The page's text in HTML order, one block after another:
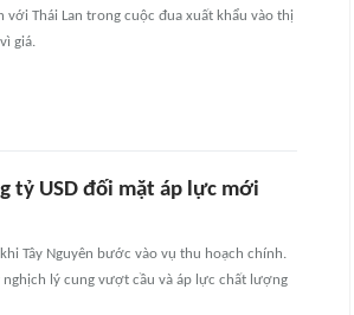
Thái Lan trong cuộc đua xuất khẩu vào thị
giá.
tỷ USD đối mặt áp lực mới
Tây Nguyên bước vào vụ thu hoạch chính.
lý cung vượt cầu và áp lực chất lượng